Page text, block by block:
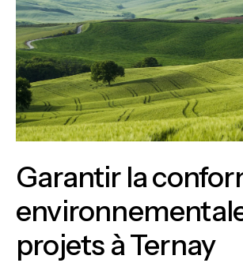
Garantir la
projets à Ternay